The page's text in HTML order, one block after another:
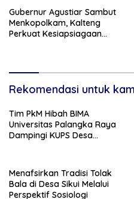
Gubernur Agustiar Sambut
Menkopolkam, Kalteng
Perkuat Kesiapsiagaan
Rekomendasi untuk
Tim PkM Hibah BIMA
Universitas Palangka Raya
Dampingi KUPS Desa
Menafsirkan Tradisi Tolak
Bala di Desa Sikui Melalui
Perspektif Sosiologi